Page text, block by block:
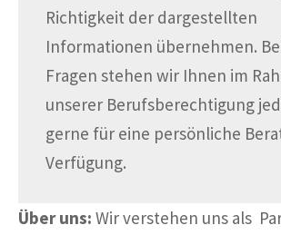
Richtigkeit der dargestellten
Informationen übernehmen.
Fragen stehen wir Ihnen im
unserer Berufsberechtigung
gerne für eine persönliche
Verfügung.
Über uns: Wir verstehen uns als